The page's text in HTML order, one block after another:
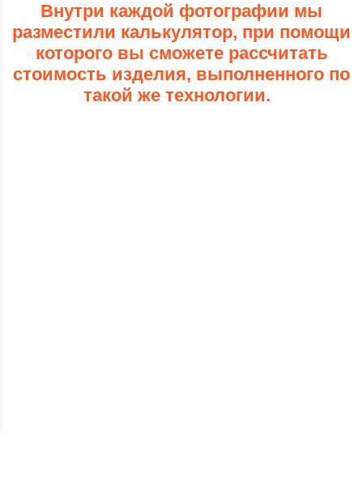
Внутри каждой фотографии мы
разместили калькулятор, при помощи
которого вы сможете рассчитать
стоимость изделия, выполненного по
такой же технологии.